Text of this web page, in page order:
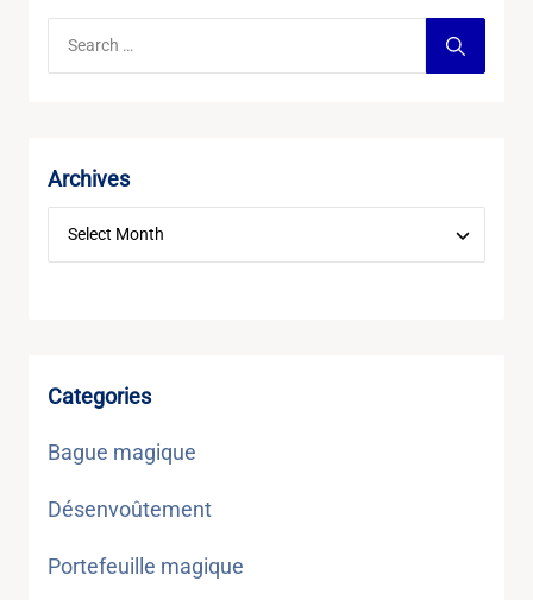
Archives
Categories
Bague magique
Désenvoûtement
Portefeuille magique